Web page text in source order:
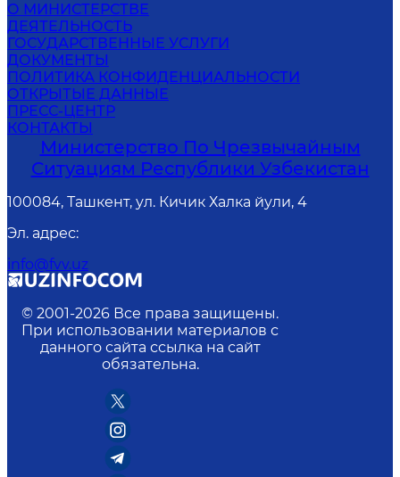
О МИНИСТЕРСТВЕ
ДЕЯТЕЛЬНОСТЬ
ГОСУДАРСТВЕННЫЕ УСЛУГИ
ДОКУМЕНТЫ
ПОЛИТИКА КОНФИДЕНЦИАЛЬНОСТИ
ОТКРЫТЫЕ ДАННЫЕ
ПРЕСС-ЦЕНТР
КОНТАКТЫ
Министерство По Чрезвычайным
Ситуациям Республики Узбекистан
100084, Ташкент, ул. Кичик Халка йули, 4
Эл. адрес:
info@fvv.uz
© 2001-2026 Все права защищены.
При использовании материалов с
данного сайта ссылка на сайт
обязательна.